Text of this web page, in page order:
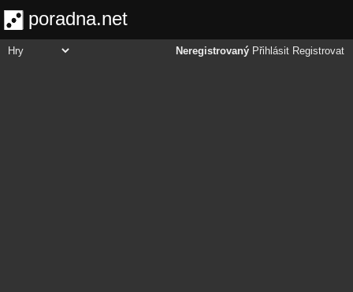
poradna.net
Neregistrovaný Přihlásit Registrovat